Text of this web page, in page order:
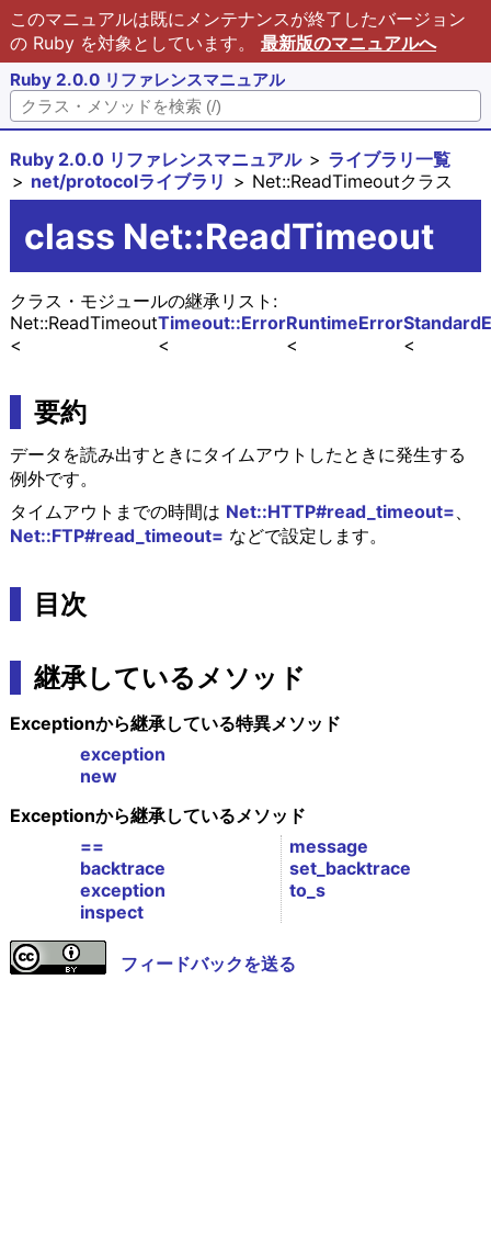
このマニュアルは既にメンテナンスが終了したバージョン
の Ruby を対象としています。 最新版のマニュアルへ
Ruby 2.0.0 リファレンスマニュアル
Ruby 2.0.0 リファレンスマニュアル
ライブラリ一覧
net/protocolライブラリ
Net::ReadTimeoutクラス
class Net::ReadTimeout
クラス・モジュールの継承リスト:
RuntimeError
Timeout::Error
Net::ReadTimeout
要約
データを読み出すときにタイムアウトしたときに発生する
例外です。
タイムアウトまでの時間は Net::HTTP#read_timeout=、
Net::FTP#read_timeout= などで設定します。
目次
継承しているメソッド
Exceptionから継承している特異メソッド
exception
new
Exceptionから継承しているメソッド
==
backtrace
exception
inspect
message
set_backtrace
to_s
フィードバックを送る